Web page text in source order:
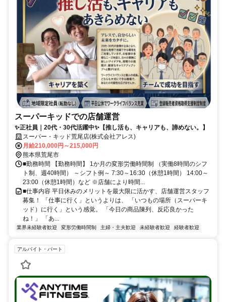
スーパーキッドでの店舗運営
✨正社員｜20代・30代活躍中✨【推し活も、キャリアも、諦めない。】
スーパー・キッド荒尾店(株式会社アレス)
月給210,000円～215,000円
熊本県荒尾市
■勤務時間 【勤務時間】 1か月の変形労働時間制 （実働8時間のシフ
ト制、週40時間） ～シフト例～ 7:30～16:30（休憩1時間） 14:00～
23:00（休憩1時間）など ※店舗により時間...
■仕事内容 平日休みのメリットを最大限に活かす、店舗運営スタッフ
募集！ 「仕事に行く」というよりは、 「いつもの場所（スーパーキ
ッド）に行く」という感覚。 「今日の商品陳列、反応良かった
ね！」 「あ...
業界未経験者歓迎 変形労働時間制 主婦・主夫歓迎 未経験者歓迎 経験者歓迎
アルバイト・パート